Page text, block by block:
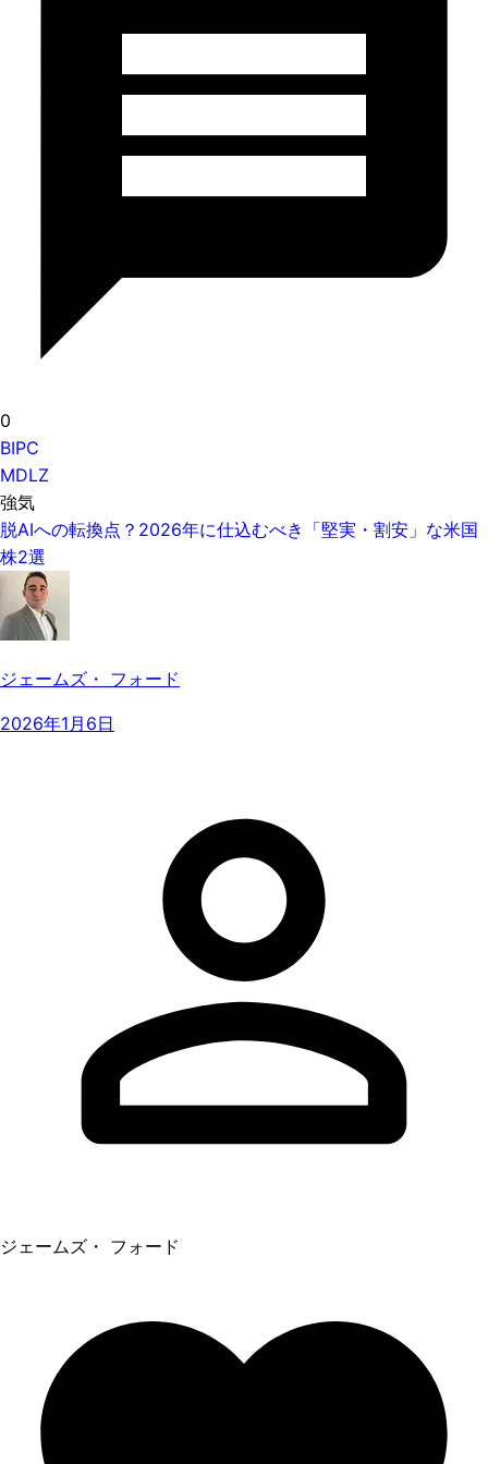
0
BIPC
MDLZ
強気
脱AIへの転換点？2026年に仕込むべき「堅実・割安」な米国
株2選
ジェームズ・ フォード
2026年1月6日
ジェームズ・ フォード